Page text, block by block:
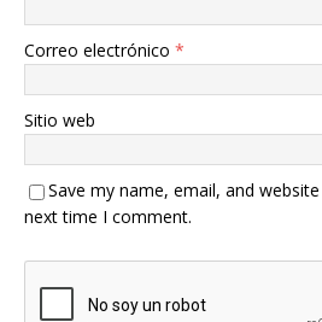
Correo electrónico *
Sitio web
Save my name, email, and
next time I comment.